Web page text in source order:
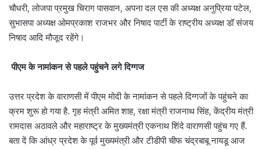
चौधरी, लोजपा प्रमुख चिराग पासवान, अपना दल एस की अध्यक्ष अनुप्रिया पटेल,
सुभासपा अध्यक्ष ओमप्रकाश राजभर और निषाद पार्टी के राष्ट्रीय अध्यक्ष डॉ संजय
निषाद आदि मौजूद रहेंगे।
पीएम के नामांकन से पहले पहुंचने लगे दिग्गज
उत्तर प्रदेश के वाराणसी में पीएम मोदी के नामांकन से पहले दिग्गजों के पहुंचने का
क्रम शुरू हो गया है. गृह मंत्री अमित शाह, रक्षा मंत्री राजनाथ सिंह, केंद्रीय मंत्री
रामदास अठावले और महाराष्ट्र के मुख्यमंत्री एकनाथ शिंदे वाराणसी पहुंच गए हैं.
बता दें कि आंध्र प्रदेश के पूर्व मुख्यमंत्री और टीडीपी चीफ चंद्रबाबू नायडू आज